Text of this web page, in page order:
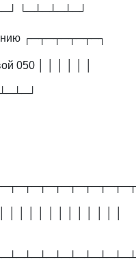
└─┴─┴─┴─┘
┌─┬─┬─┬─┬─┐
050 │ │ │ │ │ │